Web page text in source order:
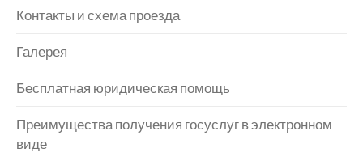
Контакты и схема проезда
Галерея
Бесплатная юридическая помощь
Преимущества получения госуслуг в электронном
виде